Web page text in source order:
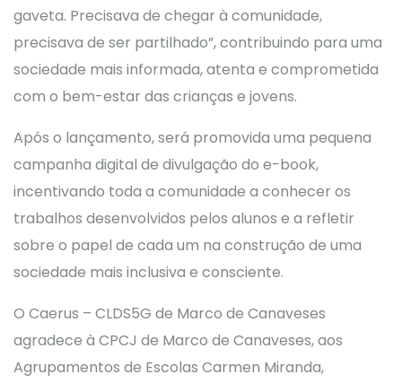
gaveta. Precisava de chegar à comunidade,
precisava de ser partilhado”, contribuindo para uma
sociedade mais informada, atenta e comprometida
com o bem-estar das crianças e jovens.
Após o lançamento, será promovida uma pequena
campanha digital de divulgação do e-book,
incentivando toda a comunidade a conhecer os
trabalhos desenvolvidos pelos alunos e a refletir
sobre o papel de cada um na construção de uma
sociedade mais inclusiva e consciente.
O Caerus – CLDS5G de Marco de Canaveses
agradece à CPCJ de Marco de Canaveses, aos
Agrupamentos de Escolas Carmen Miranda,